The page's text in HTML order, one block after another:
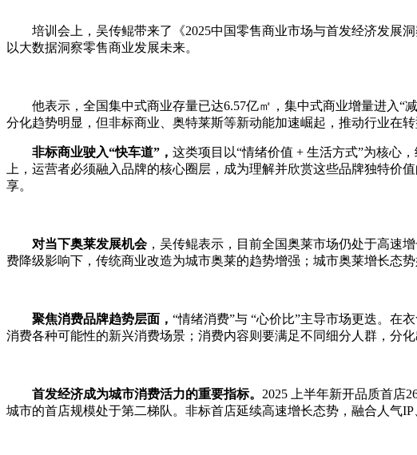
培训会上，吴传鲲带来了《2025中国零售商业市场与首发经济发展
以大数据洞察零售商业发展未来。
他表示，全国集中式商业存量已达6.57亿㎡，集中式商业增量进入“
分化趋势明显，但非标商业、奥特莱斯等新动能加速崛起，推动行业在转
非标商业驶入“快车道”， 这类项目以“情绪价值 + 生活方式”为核心
上，运营者必须融入品牌的核心圈层，成为理解并欣赏这些品牌独特
享。
对当下奥莱发展机会，吴传鲲表示，目前全国奥莱市场仍处于高速
费降级影响下，传统商业改造为城市奥莱的趋势增强；城市奥莱增长态
聚焦消费品牌趋势层面 ， “情绪消费”与 “心价比”主导市场更迭。在
消费各种可能性的新兴消费场景；消费内容则要满足不同细分人群，分
首发经济成为城市消费活力的重要指标。 2025 上半年新开品质首店
城市的首店规模处于第二梯队。非标首店延续高速增长态势，融合人气